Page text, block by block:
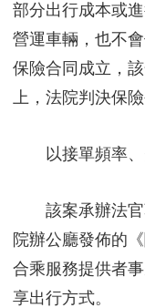
部分出行成本或
營運車輛，也不
保險合同成立，
上，法院判決保
以接單頻率、
該案承辦法官葛
院辦公廳發佈的
合乘服務提供者
享出行方式。